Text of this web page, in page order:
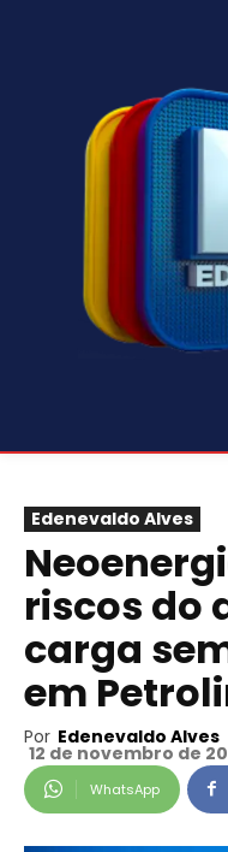
Edenevaldo Alves
riscos do
carga
em
Por Edenevaldo Alves
12 de novembro de
WhatsApp